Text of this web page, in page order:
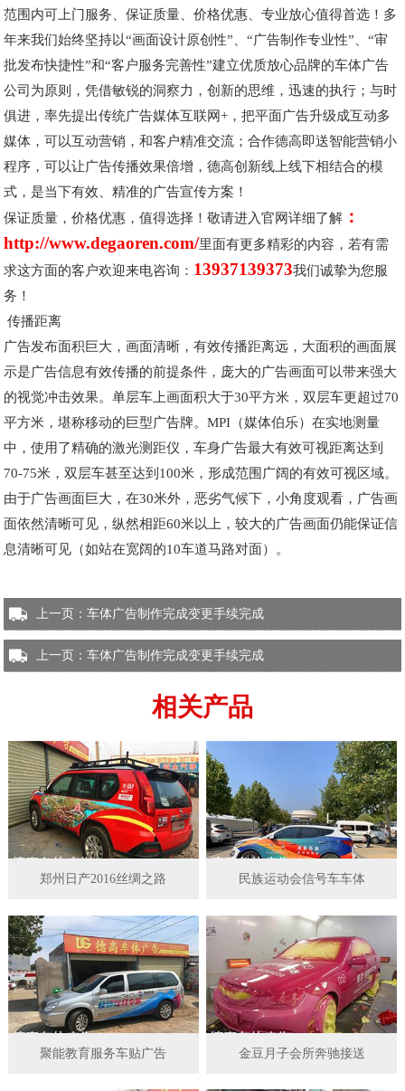
范围内可上门服务、保证质量、价格优惠、专业放心值得首选！多
年来我们始终坚持以“画面设计原创性”、“广告制作专业性”、“审
批发布快捷性”和“客户服务完善性”建立优质放心品牌的车体广告
公司为原则，凭借敏锐的洞察力，创新的思维，迅速的执行；与时
俱进，率先提出传统广告媒体互联网+，把平面广告升级成互动多
媒体，可以互动营销，和客户精准交流；合作德高即送智能营销小
程序，可以让广告传播效果倍增，德高创新线上线下相结合的模
式，是当下有效、精准的广告宣传方案！
保证质量，价格优惠，值得选择！敬请进入官网详细了解 ：
http://www.degaoren.com/里面有更多精彩的内容，若有需
求这方面的客户欢迎来电咨询： 13937139373我们诚挚为您服
务！
传播距离
广告发布面积巨大，画面清晰，有效传播距离远，大面积的画面展
示是广告信息有效传播的前提条件，庞大的广告画面可以带来强大
的视觉冲击效果。单层车上画面积大于30平方米，双层车更超过70
平方米，堪称移动的巨型广告牌。MPI（媒体伯乐）在实地测量
中，使用了精确的激光测距仪，车身广告最大有效可视距离达到
70-75米，双层车甚至达到100米，形成范围广阔的有效可视区域。
由于广告画面巨大，在30米外，恶劣气候下，小角度观看，广告画
面依然清晰可见，纵然相距60米以上，较大的广告画面仍能保证信
息清晰可见（如站在宽阔的10车道马路对面）。
上一页： 车体广告制作完成变更手续完成
上一页： 车体广告制作完成变更手续完成
相关产品
郑州日产2016丝绸之路 民族运动会信号车车体
聚能教育服务车贴广告 金豆月子会所奔驰接送